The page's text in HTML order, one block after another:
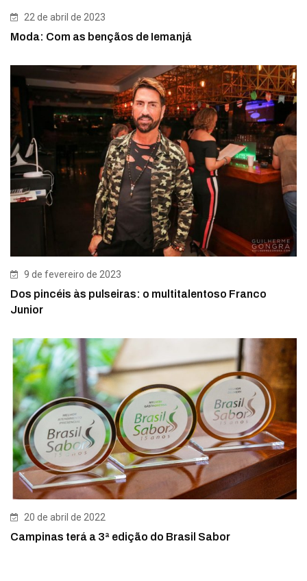
22 de abril de 2023
Moda: Com as bençãos de Iemanjá
9 de fevereiro de 2023
Dos pincéis às pulseiras: o multitalentoso Franco
Junior
20 de abril de 2022
Campinas terá a 3ª edição do Brasil Sabor